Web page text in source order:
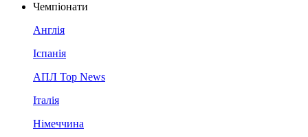
Чемпіонати
Англія
Іспанія
АПЛ Top News
Італія
Німеччина